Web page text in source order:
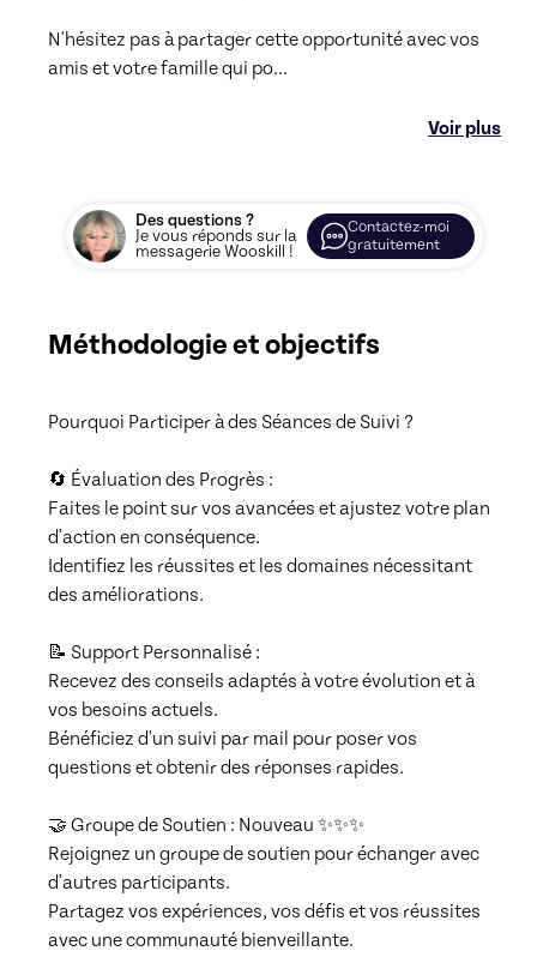
N'hésitez pas à partager cette opportunité avec vos
amis et votre famille qui po...
Voir plus
Des questions ?
Je vous réponds sur la
messagerie Wooskill !
Contactez-moi
gratuitement
Méthodologie et objectifs
Pourquoi Participer à des Séances de Suivi ?
🔄 Évaluation des Progrès :
Faites le point sur vos avancées et ajustez votre plan
d'action en conséquence.
Identifiez les réussites et les domaines nécessitant
des améliorations.
📝 Support Personnalisé :
Recevez des conseils adaptés à votre évolution et à
vos besoins actuels.
Bénéficiez d'un suivi par mail pour poser vos
questions et obtenir des réponses rapides.
🤝 Groupe de Soutien : Nouveau ✨✨✨
Rejoignez un groupe de soutien pour échanger avec
d'autres participants.
Partagez vos expériences, vos défis et vos réussites
avec une communauté bienveillante.